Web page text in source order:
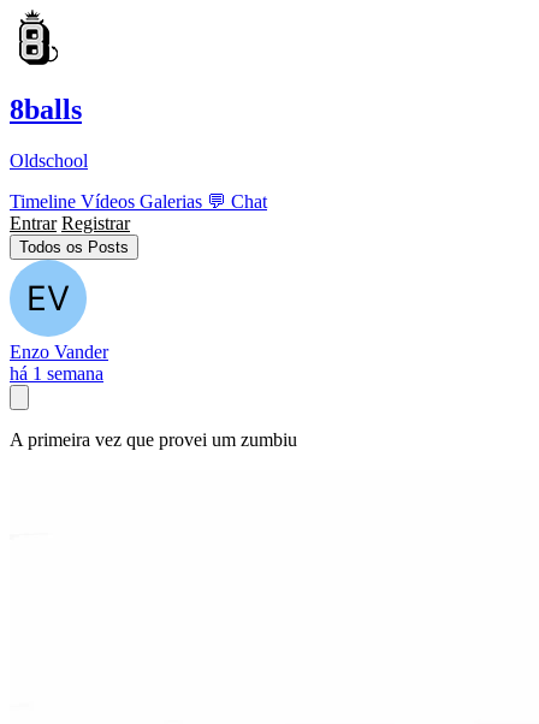
8balls
Oldschool
Timeline Vídeos Galerias 💬 Chat
Entrar Registrar
Todos os Posts
Enzo Vander
há 1 semana
A primeira vez que provei um zumbiu